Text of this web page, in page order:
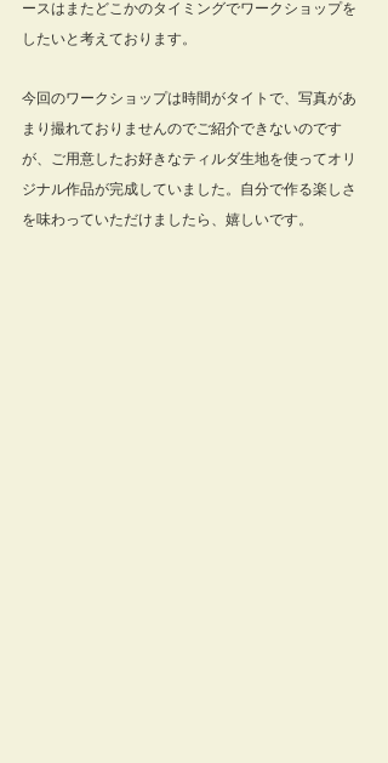
ースはまたどこかのタイミングでワークショップを
したいと考えております。
今回のワークショップは時間がタイトで、写真があ
まり撮れておりませんのでご紹介できないのです
が、ご用意したお好きなティルダ生地を使ってオリ
ジナル作品が完成していました。自分で作る楽しさ
を味わっていただけましたら、嬉しいです。